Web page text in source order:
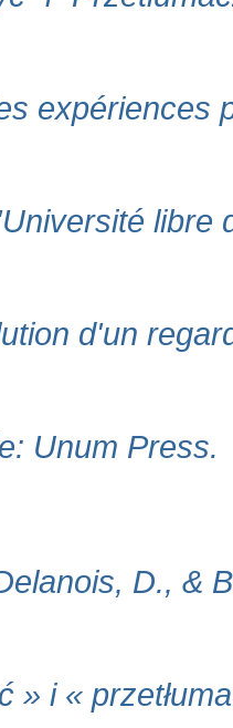
expériences
libre
d'un
Unum Press.
D., &
» i «